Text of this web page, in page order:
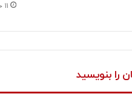
۱۱ خرداد ۱۴۰۵
را بنویسید